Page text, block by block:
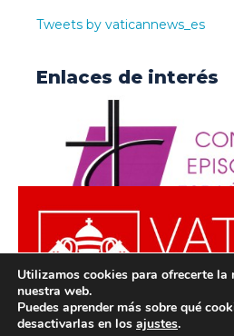
Tweets by vaticannews_es
Enlaces de interés
Utilizamos cookies para ofrecerte la
nuestra web.
Puedes aprender más sobre qué
desactivarlas en los ajustes.